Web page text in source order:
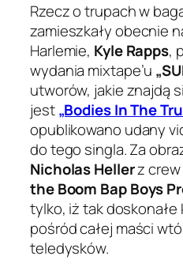
Rzecz o trupach w
zamieszkały obecnie
Harlemie, Kyle Rapps,
wydania mixtape’u
utworów, jakie znajdą
jest„Bodies In The
opublikowano udany
do tego singla. Za
Nicholas Hellerz crew
the Boom Bap Boys
tylko, iż tak
pośród całej maści
teledysków.